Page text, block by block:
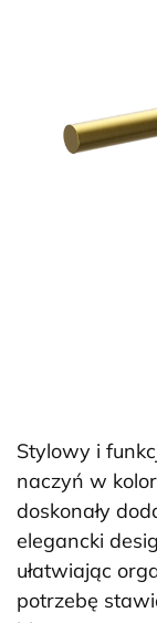
Stylowy i
naczyń w
doskonały
elegancki
ułatwiając
potrzebę